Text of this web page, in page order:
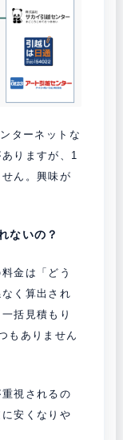
ターネットな
りますが、1
ん。興味が
ないの？
金は「どう
く算出され
括見積もり
もありません
視されるの
安くなりや